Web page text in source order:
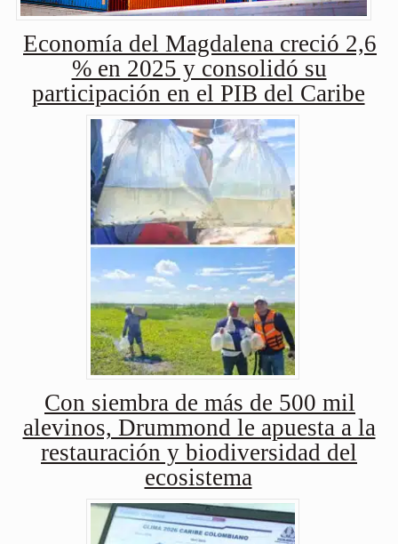
Economía del Magdalena creció 2,6
% en 2025 y consolidó su
participación en el PIB del Caribe
Con siembra de más de 500 mil
alevinos, Drummond le apuesta a la
restauración y biodiversidad del
ecosistema